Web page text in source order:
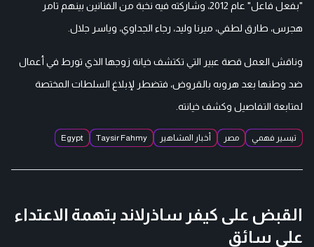
"بفعل فاعل" عام 2012، وشاركته فيه نخبة من الفنانين بينهم تامر
هجرس، طارق لطفي، ميرنا وليد، رجاء الجداوي، وياسر جلال.
وناقش العمل قصة عبير التي تكتشف خيانة زوجها الذي تورط في أعمال
ضد وطنها بعد هروبه بالقروض، فتضطر لإبلاغ السلطات المختصة
لمتابعة التفاصيل وكشف خيانته.
تيسير فهمي مصر أخبار المشاهير Taysir Fahmy
Egypt
القبض على كيفر ساذرلاند بتهمة الاعتداء
على سائق